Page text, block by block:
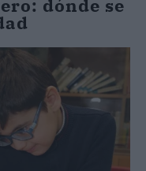
dónde se